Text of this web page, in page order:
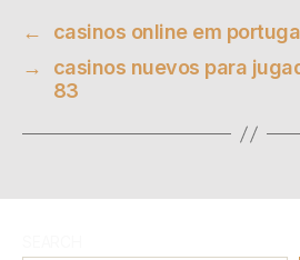
←
casinos online em
→
casinos nuevos para
83